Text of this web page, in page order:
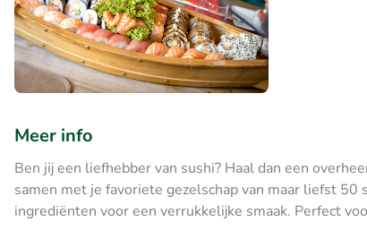
Meer info
Ben jij een liefhebber van sushi? Haal dan een
samen met je favoriete gezelschap van maar liefst
ingrediënten voor een verrukkelijke smaak. Perfect